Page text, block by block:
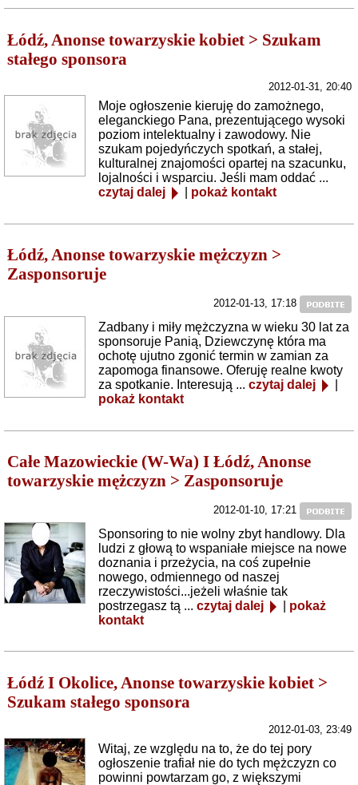
Łódź, Anonse towarzyskie kobiet > Szukam
stałego sponsora
2012-01-31, 20:40
Moje ogłoszenie kieruję do zamożnego,
eleganckiego Pana, prezentującego wysoki
poziom intelektualny i zawodowy. Nie
szukam pojedyńczych spotkań, a stałej,
kulturalnej znajomości opartej na szacunku,
lojalności i wsparciu. Jeśli mam oddać ...
czytaj dalej
pokaż kontakt
Łódź, Anonse towarzyskie mężczyzn >
Zasponsoruje
2012-01-13, 17:18
Zadbany i miły mężczyzna w wieku 30 lat za
sponsoruje Panią, Dziewczynę która ma
ochotę ujutno zgonić termin w zamian za
zapomoga finansowe. Oferuję realne kwoty
za spotkanie. Interesują ... czytaj dalej
pokaż kontakt
Całe Mazowieckie (W-Wa) I Łódź, Anonse
towarzyskie mężczyzn > Zasponsoruje
2012-01-10, 17:21
Sponsoring to nie wolny zbyt handlowy. Dla
ludzi z głową to wspaniałe miejsce na nowe
doznania i przeżycia, na coś zupełnie
nowego, odmiennego od naszej
rzeczywistości...jeżeli właśnie tak
postrzegasz tą ... czytaj dalej
pokaż
kontakt
Łódź I Okolice, Anonse towarzyskie kobiet >
Szukam stałego sponsora
2012-01-03, 23:49
Witaj, ze względu na to, że do tej pory
ogłoszenie trafiał nie do tych mężczyzn co
powinni powtarzam go, z większymi